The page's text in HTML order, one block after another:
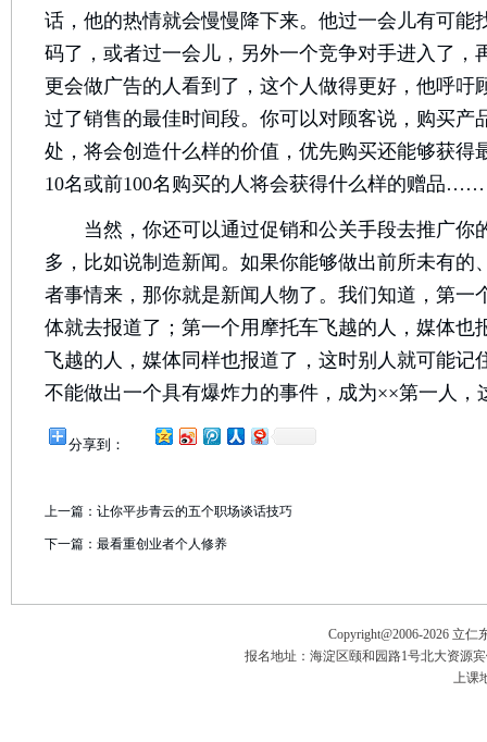
话，他的热情就会慢慢降下来。他过一会儿有可能
码了，或者过一会儿，另外一个竞争对手进入了，
更会做广告的人看到了，这个人做得更好，他呼吁
过了销售的最佳时间段。你可以对顾客说，购买产
处，将会创造什么样的价值，优先购买还能够获得
10名或前100名购买的人将会获得什么样的赠品……
当然，你还可以通过促销和公关手段去推广你
多，比如说制造新闻。如果你能够做出前所未有的
者事情来，那你就是新闻人物了。我们知道，第一
体就去报道了；第一个用摩托车飞越的人，媒体也
飞越的人，媒体同样也报道了，这时别人就可能记
不能做出一个具有爆炸力的事件，成为××第一人，
分享到：
上一篇： 让你平步青云的五个职场谈话技巧
下一篇： 最看重创业者个人修养
Copyright@2006-2026 立仁
报名地址：海淀区颐和园路1号北大资源
上课